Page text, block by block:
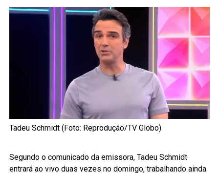
Tadeu Schmidt (Foto: Reprodução/TV Globo)
Segundo o comunicado da emissora, Tadeu Schmidt
entrará ao vivo duas vezes no domingo, trabalhando ainda